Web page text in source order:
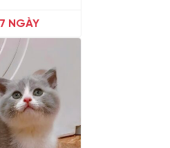
NGÀY